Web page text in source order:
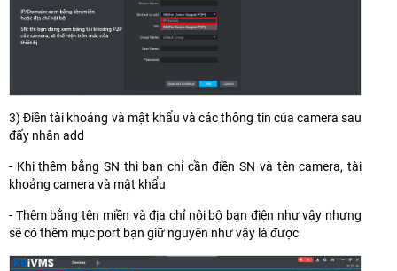
3) Điền tài khoảng và mật khẩu và các thông tin của camera sau
đấy nhân add
- Khi thêm bằng SN thì bạn chỉ cần điền SN và tên camera, tài
khoảng camera và mật khẩu
- Thêm bằng tên miền và địa chỉ nội bộ bạn điện như vậy nhưng
sẽ có thêm mục port bạn giữ nguyên như vậy là được